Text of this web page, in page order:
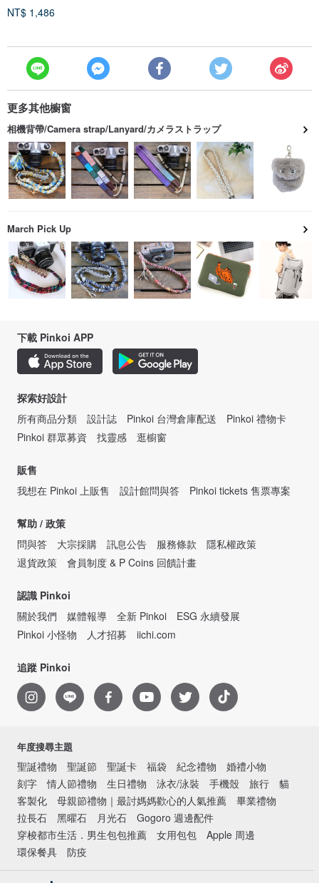
NT$ 1,486
更多其他櫥窗
相機背帶/Camera strap/Lanyard/カメラストラップ
March Pick Up
下載 Pinkoi APP
探索好設計
所有商品分類
設計誌 Pinkoi 台灣倉庫配送
Pinkoi 禮物卡
Pinkoi 群眾募資
找靈感 逛櫥窗
販售
我想在 Pinkoi 上販售
設計館問與答 Pinkoi tickets 售票專案
幫助 / 政策
問與答
大宗採購 訊息公告 服務條款
隱私權政策
退貨政策
會員制度 & P Coins 回饋計畫
認識 Pinkoi
關於我們
媒體報導 全新 Pinkoi
ESG 永續發展
Pinkoi 小怪物
人才招募 iichi.com
追蹤 Pinkoi
年度搜尋主題
聖誕禮物 聖誕節 聖誕卡 福袋 紀念禮物
婚禮小物
刻字
情人節禮物 生日禮物 泳衣/泳裝 手機殼 旅行
貓
客製化
母親節禮物｜最討媽媽歡心的人氣推薦
畢業禮物
拉長石
黑曜石 月光石
Gogoro 週邊配件
穿梭都市生活．男生包包推薦
女用包包
Apple 周邊
環保餐具
防疫